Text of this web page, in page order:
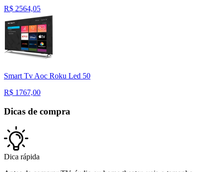
R$ 2564,05
Smart Tv Aoc Roku Led 50
R$ 1767,00
Dicas de compra
Dica rápida